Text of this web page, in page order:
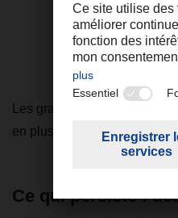
défis,
des
Les grands projets de libre-
en plus à devenir « America
Ce qui persiste :